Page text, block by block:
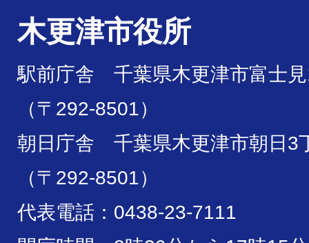
木更津市役所
駅前庁舎 千葉県木更津市富士
（〒292-8501）
朝日庁舎 千葉県木更津市朝日3
（〒292-8501）
代表電話：0438-23-7111